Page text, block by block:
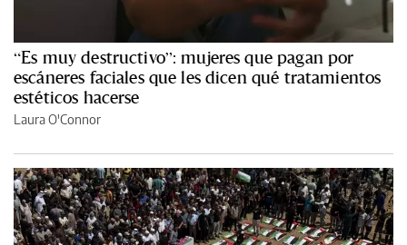
“Es muy destructivo”: mujeres que pagan por
escáneres faciales que les dicen qué tratamientos
estéticos hacerse
Laura O'Connor